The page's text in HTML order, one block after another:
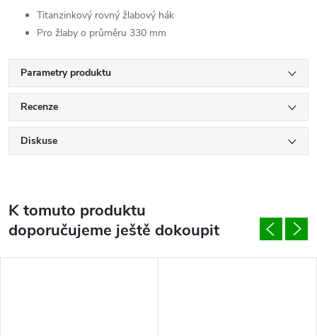
Titanzinkový rovný žlabový hák
Pro žlaby o průměru 330 mm
Parametry produktu
Recenze
Diskuse
K tomuto produktu
doporučujeme ještě dokoupit